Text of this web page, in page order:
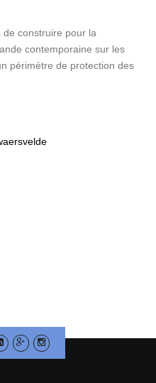
construire pour la
contemporaine sur les
périmètre de protection des